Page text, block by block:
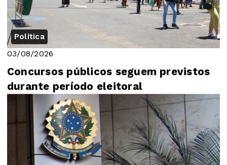
Política
03/08/2026
Concursos públicos seguem previstos
durante período eleitoral